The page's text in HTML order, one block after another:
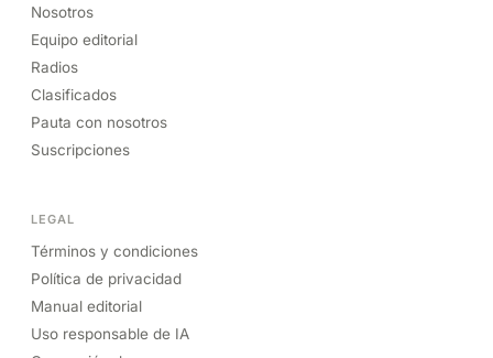
Nosotros
Equipo editorial
Radios
Clasificados
Pauta con nosotros
Suscripciones
LEGAL
Términos y condiciones
Política de privacidad
Manual editorial
Uso responsable de IA